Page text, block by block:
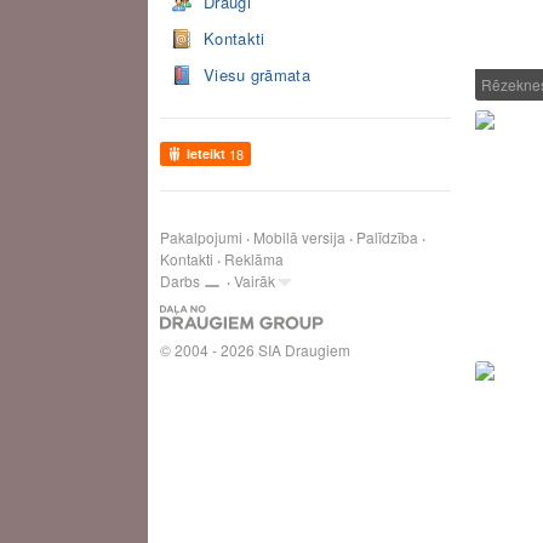
Kontakti
Viesu grāmata
Ieteikt 18
Pakalpojumi Mobilā versija
Palīdzība
Kontakti
Reklāma
Darbs
Vairāk
© 2004 - 2026 SIA Draugiem